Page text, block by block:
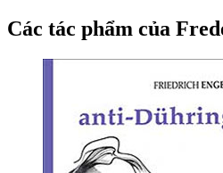
Các tác phẩm của